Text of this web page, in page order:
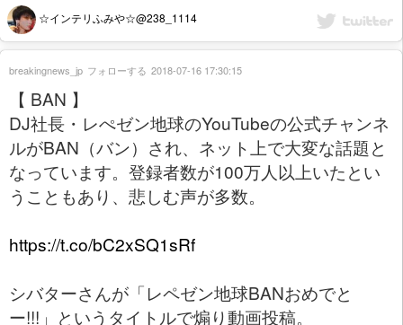
☆インテリふみや☆@238_1114
【 BAN 】
DJ社長・レぺゼン地球のYouTubeの公式チャンネ
ルがBAN（バン）され、ネット上で大変な話題と
なっています。登録者数が100万人以上いたとい
うこともあり、悲しむ声が多数。
https://t.co/bC2xSQ1sRf
シバターさんが「レペゼン地球BANおめでと
ー!!!」というタイトルで煽り動画投稿。
breakingnews_jp フォローする 2018-07-16 17:30:15